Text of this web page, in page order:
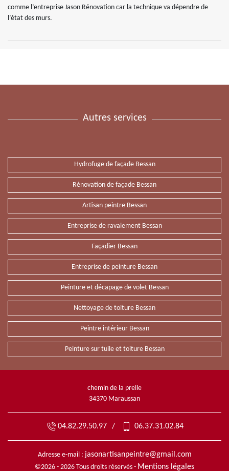
comme l’entreprise Jason Rénovation car la technique va dépendre de
l’état des murs.
Autres services
Hydrofuge de façade Bessan
Rénovation de façade Bessan
Artisan peintre Bessan
Entreprise de ravalement Bessan
Façadier Bessan
Entreprise de peinture Bessan
Peinture et décapage de volet Bessan
Nettoyage de toiture Bessan
Peintre intérieur Bessan
Peinture sur tuile et toiture Bessan
chemin de la prelle
34370 Maraussan
04.82.29.50.97 / 06.37.31.02.84
Adresse e-mail : jasonartisanpeintre@gmail.com
©2026 - 2026 Tous droits réservés - Mentions légales